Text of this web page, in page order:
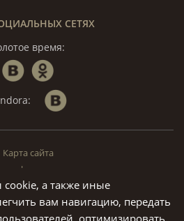
СЕТЯХ
время:
1994 — 2026. г. Москва.
не являются публичной офертой.
Карта сайта
а также иные
вам навигацию, передать
оптимизировать